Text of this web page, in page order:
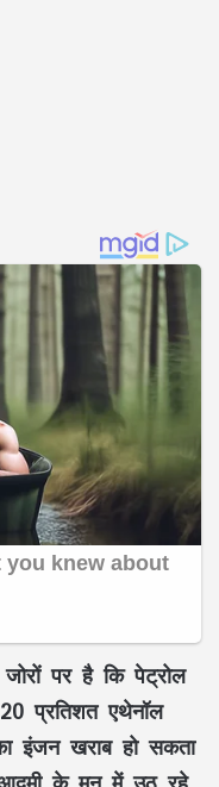
पर है कि पेट्रोल
प्रतिशत एथेनॉल
इंजन खराब हो सकता